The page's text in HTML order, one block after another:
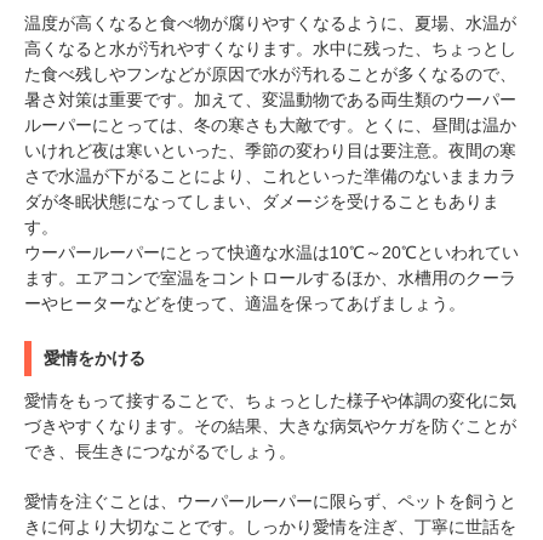
温度が高くなると食べ物が腐りやすくなるように、夏場、水温が
高くなると水が汚れやすくなります。水中に残った、ちょっとし
た食べ残しやフンなどが原因で水が汚れることが多くなるので、
暑さ対策は重要です。加えて、変温動物である両生類のウーパー
ルーパーにとっては、冬の寒さも大敵です。とくに、昼間は温か
いけれど夜は寒いといった、季節の変わり目は要注意。夜間の寒
さで水温が下がることにより、これといった準備のないままカラ
ダが冬眠状態になってしまい、ダメージを受けることもありま
す。
ウーパールーパーにとって快適な水温は10℃～20℃といわれてい
ます。エアコンで室温をコントロールするほか、水槽用のクーラ
ーやヒーターなどを使って、適温を保ってあげましょう。
愛情をかける
愛情をもって接することで、ちょっとした様子や体調の変化に気
づきやすくなります。その結果、大きな病気やケガを防ぐことが
でき、長生きにつながるでしょう。
愛情を注ぐことは、ウーパールーパーに限らず、ペットを飼うと
きに何より大切なことです。しっかり愛情を注ぎ、丁寧に世話を